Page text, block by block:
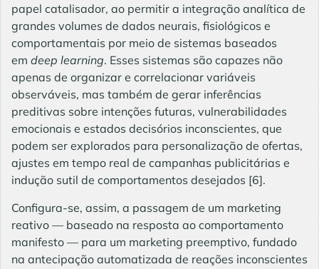
papel catalisador, ao permitir a integração analítica de
grandes volumes de dados neurais, fisiológicos e
comportamentais por meio de sistemas baseados
em deep learning. Esses sistemas são capazes não
apenas de organizar e correlacionar variáveis
observáveis, mas também de gerar inferências
preditivas sobre intenções futuras, vulnerabilidades
emocionais e estados decisórios inconscientes, que
podem ser explorados para personalização de ofertas,
ajustes em tempo real de campanhas publicitárias e
indução sutil de comportamentos desejados [6].
Configura-se, assim, a passagem de um marketing
reativo — baseado na resposta ao comportamento
manifesto — para um marketing preemptivo, fundado
na antecipação automatizada de reações inconscientes